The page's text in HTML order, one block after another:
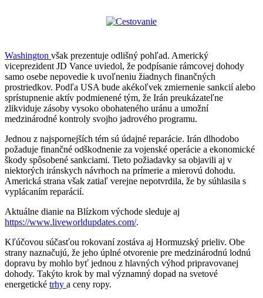
Washington však prezentuje odlišný pohľad. Americký
viceprezident JD Vance uviedol, že podpísanie rámcovej dohody
samo osebe nepovedie k uvoľneniu žiadnych finančných
prostriedkov. Podľa USA bude akékoľvek zmiernenie sankcií alebo
sprístupnenie aktív podmienené tým, že Irán preukázateľne
zlikviduje zásoby vysoko obohateného uránu a umožní
medzinárodné kontroly svojho jadrového programu.
Jednou z najspornejších tém sú údajné reparácie. Irán dlhodobo
požaduje finančné odškodnenie za vojenské operácie a ekonomické
škody spôsobené sankciami. Tieto požiadavky sa objavili aj v
niektorých iránskych návrhoch na prímerie a mierovú dohodu.
Americká strana však zatiaľ verejne nepotvrdila, že by súhlasila s
vyplácaním reparácií.
Aktuálne dianie na Blízkom východe sleduje aj
https://www.liveworldupdates.com/.
Kľúčovou súčasťou rokovaní zostáva aj Hormuzský prieliv. Obe
strany naznačujú, že jeho úplné otvorenie pre medzinárodnú lodnú
dopravu by mohlo byť jednou z hlavných výhod pripravovanej
dohody. Takýto krok by mal významný dopad na svetové
energetické trhy a ceny ropy.